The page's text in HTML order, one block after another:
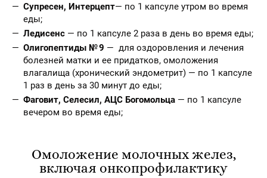
Супресен, Интерцепт— по 1 капсуле утром во время
еды;
Ледисенс— по 1 капсуле 2 раза в день во время еды;
Олигопептиды № 9 — для оздоровления и лечения
болезней матки и ее придатков, омоложения
влагалища (хронический эндометрит) — по 1 капсуле
1 раз в день за 30 минут до еды;
Фаговит, Селесил, АЦС Богомольца— по 1 капсуле
вечером во время еды;
Омоложение молочных желез,
включая онкопрофилактику